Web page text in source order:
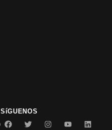
SíGUENOS